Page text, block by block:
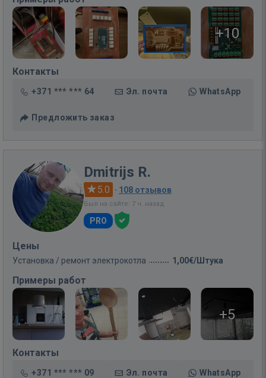
+10
Контакты
+371 *** *** 64 Эл. почта WhatsApp
Предложить заказ
Dmitrijs R.
5.0 · 108 отзывов
Был на сайте: 7 ч. назад
PRO
Цены
Установка / ремонт электрокотла 1,00€/Штука
Примеры работ
+5
Контакты
+371 *** *** 09 Эл. почта WhatsApp